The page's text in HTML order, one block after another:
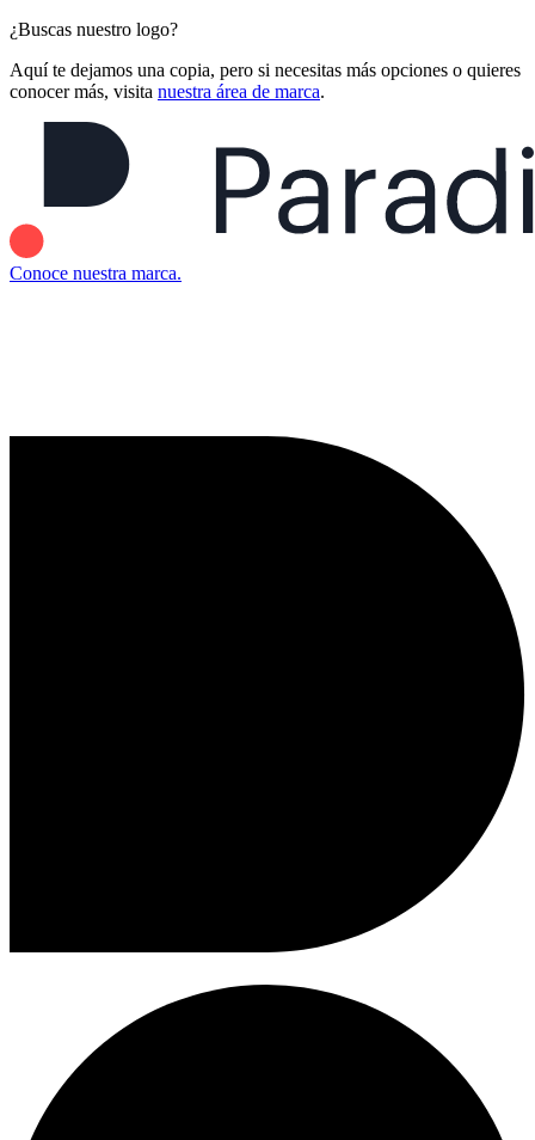
¿Buscas nuestro logo?
Aquí te dejamos una copia, pero si necesitas más opciones o quieres
conocer más, visita nuestra área de marca.
Conoce nuestra marca.